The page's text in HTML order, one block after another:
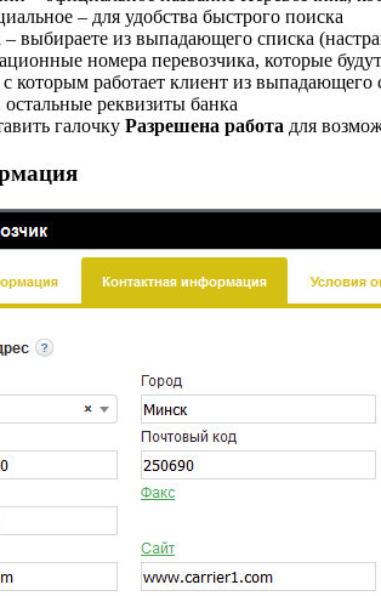
– для удобства быстрого поиска
выбираете из выпадающего списка
номера перевозчика, которые
которым работает клиент из
реквизиты банка
галочку Разрешена работа для